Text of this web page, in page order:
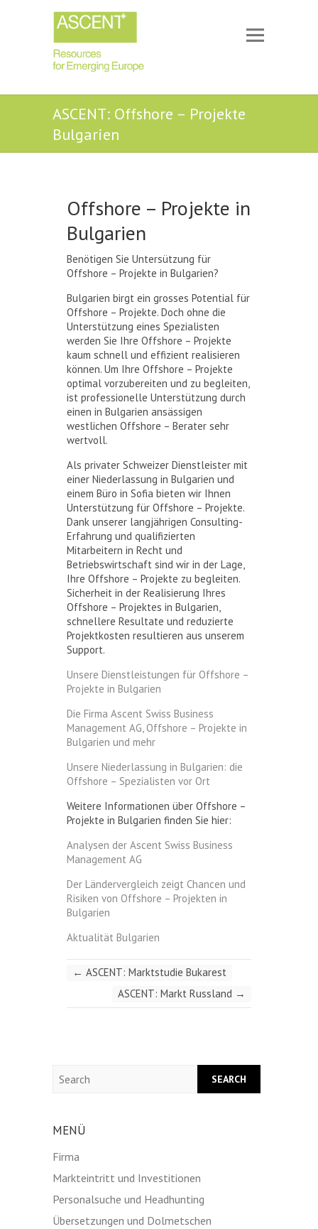
ASCENT: Offshore – Projekte
Bulgarien
Offshore – Projekte in
Bulgarien
Benötigen Sie Untersützung für
Offshore – Projekte in Bulgarien?
Bulgarien birgt ein grosses Potential für
Offshore – Projekte. Doch ohne die
Unterstützung eines Spezialisten
werden Sie Ihre Offshore – Projekte
kaum schnell und effizient realisieren
können. Um Ihre Offshore – Projekte
optimal vorzubereiten und zu begleiten,
ist professionelle Unterstützung durch
einen in Bulgarien ansässigen
westlichen Offshore – Berater sehr
wertvoll.
Als privater Schweizer Dienstleister mit
einer Niederlassung in Bulgarien und
einem Büro in Sofia bieten wir Ihnen
Unterstützung für Offshore – Projekte.
Dank unserer langjährigen Consulting-
Erfahrung und qualifizierten
Mitarbeitern in Recht und
Betriebswirtschaft sind wir in der Lage,
Ihre Offshore – Projekte zu begleiten.
Sicherheit in der Realisierung Ihres
Offshore – Projektes in Bulgarien,
schnellere Resultate und reduzierte
Projektkosten resultieren aus unserem
Support.
Unsere Dienstleistungen für Offshore –
Projekte in Bulgarien
Die Firma Ascent Swiss Business
Management AG, Offshore – Projekte in
Bulgarien und mehr
Unsere Niederlassung in Bulgarien: die
Offshore – Spezialisten vor Ort
Weitere Informationen über Offshore –
Projekte in Bulgarien finden Sie hier:
Analysen der Ascent Swiss Business
Management AG
Der Ländervergleich zeigt Chancen und
Risiken von Offshore – Projekten in
Bulgarien
Aktualität Bulgarien
← ASCENT: Marktstudie Bukarest
ASCENT: Markt Russland →
MENÜ
Firma
Markteintritt und Investitionen
Personalsuche und Headhunting
Übersetzungen und Dolmetschen